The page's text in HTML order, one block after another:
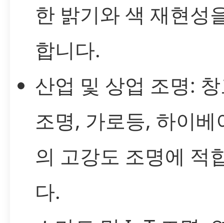
한 밝기와 색 재현성
합니다.
산업 및 상업 조명:
조명, 가로등, 하이베
의 고강도 조명에 적
다.